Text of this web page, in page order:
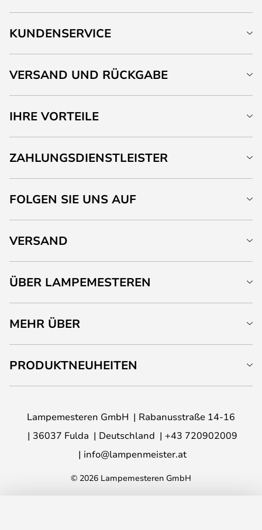
KUNDENSERVICE
VERSAND UND RÜCKGABE
IHRE VORTEILE
ZAHLUNGSDIENSTLEISTER
FOLGEN SIE UNS AUF
VERSAND
ÜBER LAMPEMESTEREN
MEHR ÜBER
PRODUKTNEUHEITEN
Lampemesteren GmbH
Rabanusstraße 14-16
36037 Fulda
Deutschland
+43 720902009
info@lampenmeister.at
© 2026 Lampemesteren GmbH